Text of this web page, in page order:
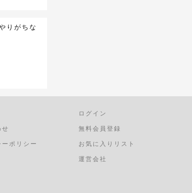
りがちな
ポリシー
ログイン
無料会員登録
お気に入りリスト
運営会社